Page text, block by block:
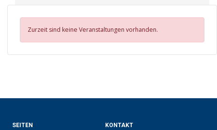
Zurzeit sind keine Veranstaltungen vorhanden.
SEITEN KONTAKT